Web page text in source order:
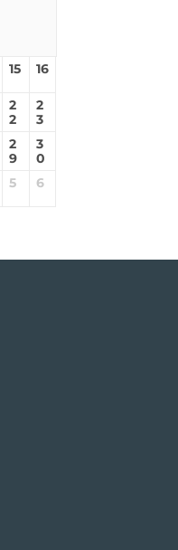
15 16
2
2
2
3
2
9
3
0
5 6